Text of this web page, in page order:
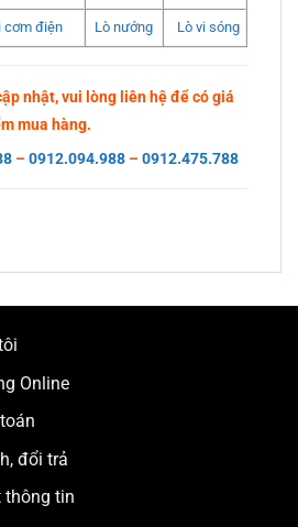
cơm điện Lò nướng Lò vi sóng
nhật, vui lòng liên hệ để có giá
mua hàng.
–0912.094.988 –0912.475.788
Online
đổi trả
thông tin